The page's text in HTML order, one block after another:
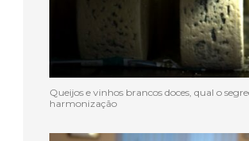
Queijos e vinhos brancos doces, qual o
harmonização